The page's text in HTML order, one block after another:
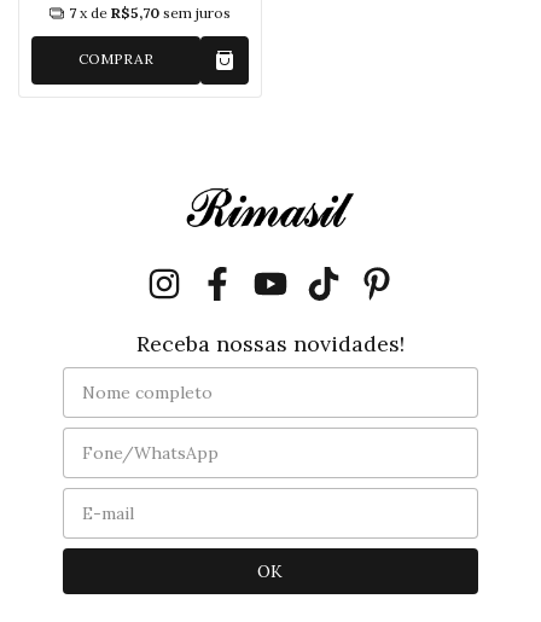
7 x de R$5,70 sem juros
COMPRAR
Receba nossas novidades!